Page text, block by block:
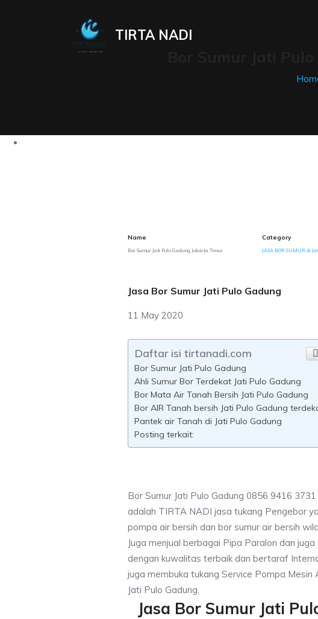
TIRTA NADI
Name
Bor Sumur Jati Pulo Gadung Jakarta Timur
Category
JASA BOR SUMUR di
Jasa Bor Sumur Jati Pulo Gadung
11 May 2020
Daftar isi tirtanadi.com
Bor Sumur Jati Pulo Gadung
Ahli Sumur Bor Terdekat Jati Pulo Gadung
Bor Mata Air Tanah Bersih Jati Pulo Gadung
Bor AIR Tanah bersih Jati Pulo Gadung
Pantek air Tanah di Jati Pulo Gadung
Posting terkait:
Bor Sumur Jati Pulo Gadung 0856 9416
adalah TIRTA NADI jasa tukang Pengebor
pompa air bersih dan bor sumur air bersih
Juga menjual berbagai Pipa Paralon dan
dengan kuwalitas terbaik dan bertaraf
juga membuka tukang Service Pompa Mesin
Jati Pulo Gadung.
Jasa Bor Sumur Jati